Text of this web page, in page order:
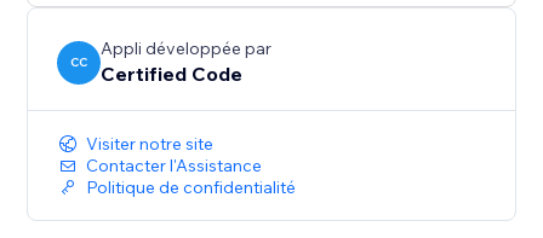
CC
Appli développée par
Certified Code
Visiter notre site
Contacter l'Assistance
Politique de confidentialité